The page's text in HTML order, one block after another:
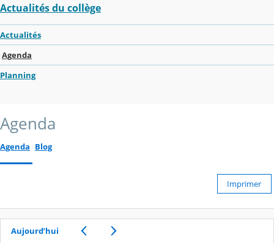
Actualités du collège
Actualités
Agenda
Planning
Agenda
Agenda Blog
Imprimer
Aujourd’hui